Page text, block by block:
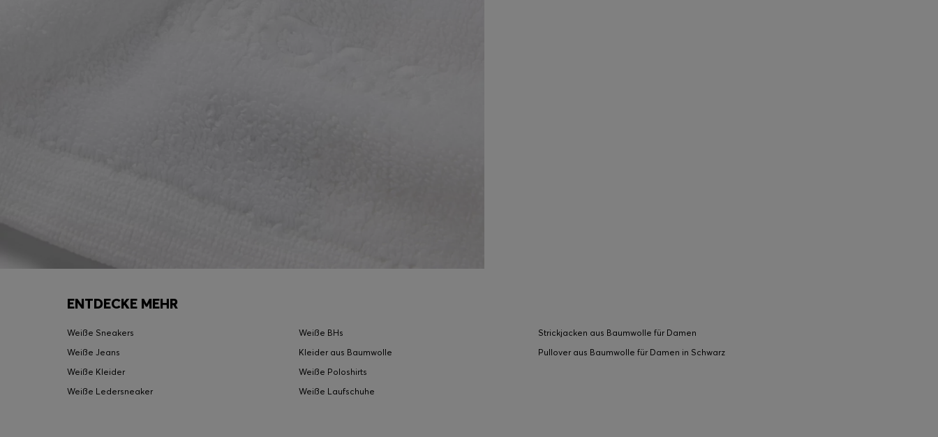
ENTDECKE MEHR
Weiße Sneakers
Weiße Jeans
Weiße Kleider
Weiße Ledersneaker
Weiße BHs
Kleider aus Baumwolle
Weiße Poloshirts
Weiße Laufschuhe
Strickjacken aus Baumwolle für Damen
Pullover aus Baumwolle für Damen in Schwarz